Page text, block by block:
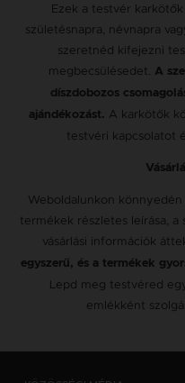
Ezek a testvér
születésnapra, névnapra
szeretnéd kifejezni
megbecsülésedet. A
díszdobozos
ajándékozást. A karkötők
testvéri kapcsolatot
Weboldalunkon
termékek részletes leírása, a
vásárlási információk
egyszerű, és a termékek
Lepd meg testvéred
emlékként